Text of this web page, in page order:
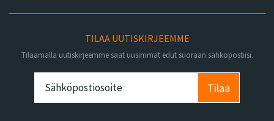
TILAA UUTISKIRJEEMME
Tilaamalla uutiskirjeemme saat uusimmat edut suoraan sähköpostiisi.
Tilaa